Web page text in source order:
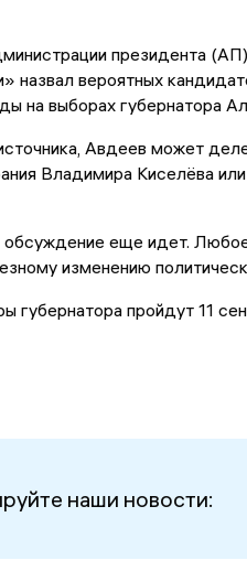
президента
назвал вероятных
на выборах губернатора
Авдеев может
Владимира Киселёва
обсуждение еще идет.
изменению
губернатора пройдут 11
наши новости: